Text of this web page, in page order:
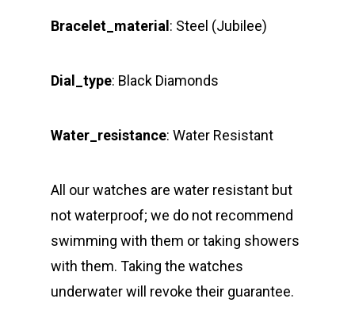
Bracelet_material: Steel (Jubilee)
Dial_type: Black Diamonds
Water_resistance: Water Resistant
All our watches are water resistant but
not waterproof; we do not recommend
swimming with them or taking showers
with them. Taking the watches
underwater will revoke their guarantee.